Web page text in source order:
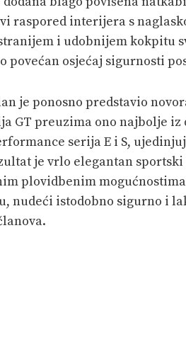
raspored interijera s
i udobnijem kokpitu
osjećaj sigurnosti
je ponosno predstavio
GT preuzima ono najbolje iz
serija E i S,
je vrlo elegantan sportski
plovidbenim
nudeći istodobno sigurno i